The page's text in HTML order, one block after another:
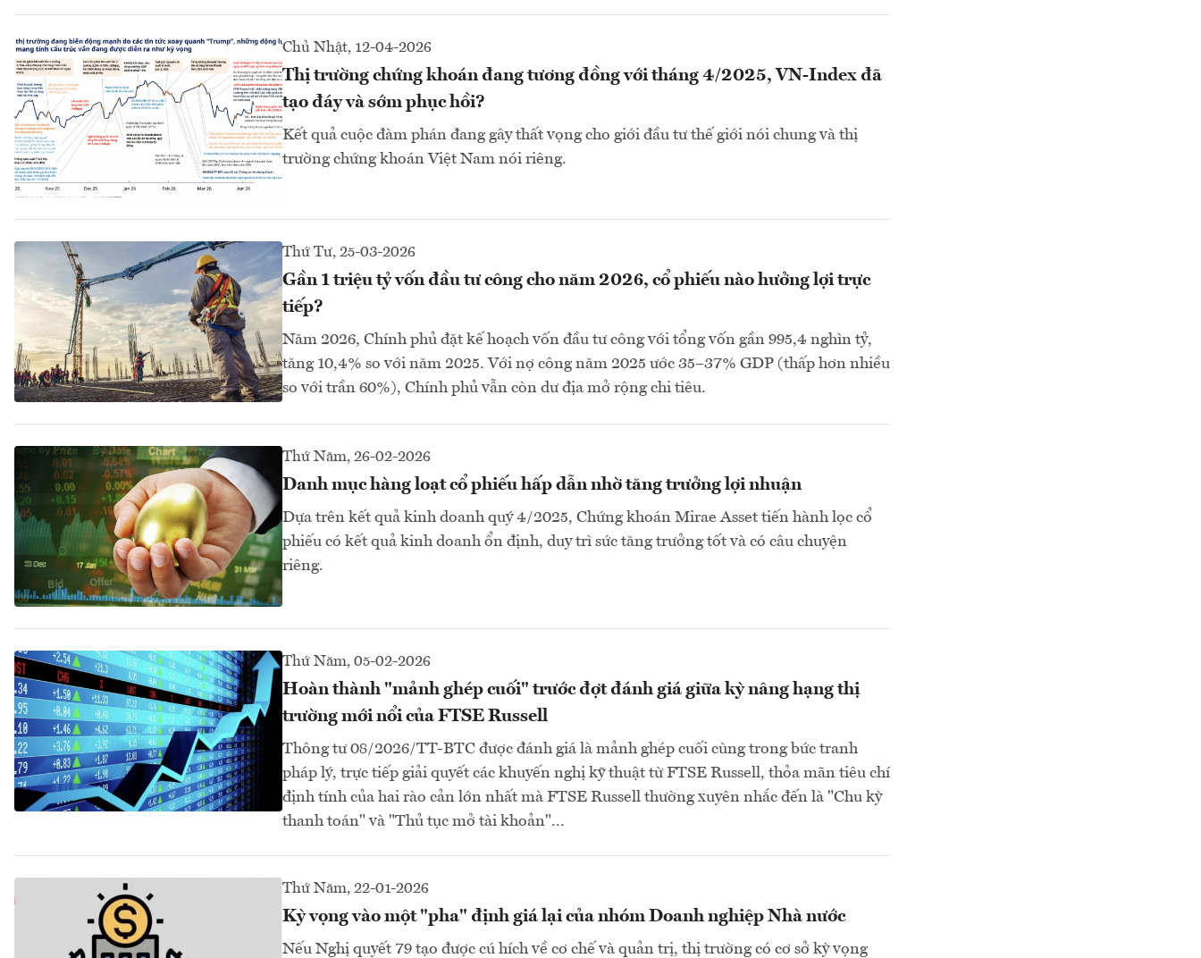
Chủ Nhật, 12-04-2026
Thị trường chứng khoán đang tương đồng với tháng 4/2025, VN-Index đã
tạo đáy và sớm phục hồi?
Kết quả cuộc đàm phán đang gây thất vọng cho giới đầu tư thế giới nói chung và thị
trường chứng khoán Việt Nam nói riêng.
Thứ Tư, 25-03-2026
Gần 1 triệu tỷ vốn đầu tư công cho năm 2026, cổ phiếu nào hưởng lợi trực
tiếp?
Năm 2026, Chính phủ đặt kế hoạch vốn đầu tư công với tổng vốn gần 995,4 nghìn tỷ,
tăng 10,4% so với năm 2025. Với nợ công năm 2025 ước 35–37% GDP (thấp hơn nhiều
so với trần 60%), Chính phủ vẫn còn dư địa mở rộng chi tiêu.
Thứ Năm, 26-02-2026
Danh mục hàng loạt cổ phiếu hấp dẫn nhờ tăng trưởng lợi nhuận
Dựa trên kết quả kinh doanh quý 4/2025, Chứng khoán Mirae Asset tiến hành lọc cổ
phiếu có kết quả kinh doanh ổn định, duy trì sức tăng trưởng tốt và có câu chuyện
riêng.
Thứ Năm, 05-02-2026
Hoàn thành "mảnh ghép cuối" trước đợt đánh giá giữa kỳ nâng hạng thị
trường mới nổi của FTSE Russell
Thông tư 08/2026/TT-BTC được đánh giá là mảnh ghép cuối cùng trong bức tranh
pháp lý, trực tiếp giải quyết các khuyến nghị kỹ thuật từ FTSE Russell, thỏa mãn tiêu chí
định tính của hai rào cản lớn nhất mà FTSE Russell thường xuyên nhắc đến là "Chu kỳ
thanh toán" và "Thủ tục mở tài khoản"...
Thứ Năm, 22-01-2026
Kỳ vọng vào một "pha" định giá lại của nhóm Doanh nghiệp Nhà nước
Nếu Nghị quyết 79 tạo được cú hích về cơ chế và quản trị, thị trường có cơ sở kỳ vọng